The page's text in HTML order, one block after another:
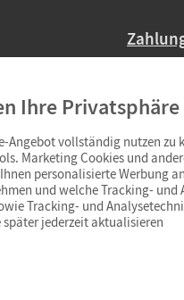
Ab
Ihre Privatsphäre
Angebot vollständig nutzen
Marketing Cookies und
personalisierte Werbung
und welche Tracking-
Tracking- und
später jederzeit aktualisieren